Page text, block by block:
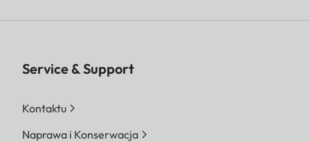
Service & Support
Kontaktu
Naprawa i Konserwacja